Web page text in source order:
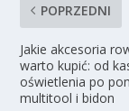
POPRZEDNI
Jakie akcesoria
warto kupić: od
oświetlenia po
multitool i bidon